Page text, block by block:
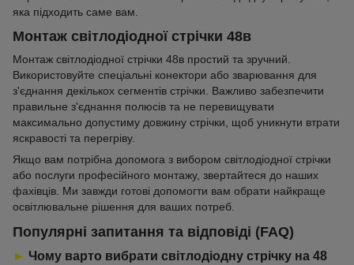
яка підходить саме вам.
Монтаж світлодіодної стрічки 48в
Монтаж світлодіодної стрічки 48в простий та зручний.
Використовуйте спеціальні конектори або зварювання для
з'єднання декількох сегментів стрічки. Важливо забезпечити
правильне з'єднання полюсів та не перевищувати
максимально допустиму довжину стрічки, щоб уникнути втрати
яскравості та перегріву.
Якщо вам потрібна допомога з вибором світлодіодної стрічки
або послуги професійного монтажу, звертайтеся до наших
фахівців. Ми завжди готові допомогти вам обрати найкраще
освітлювальне рішення для ваших потреб.
Популярні запитання та відповіді (FAQ)
► Чому варто вибрати світлодіодну стрічку на 48